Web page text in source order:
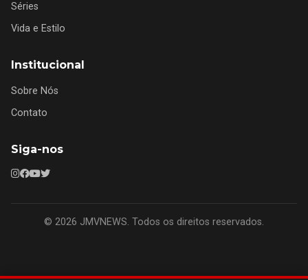
Séries
Vida e Estilo
Institucional
Sobre Nós
Contato
Siga-nos
© 2026 JMVNEWS. Todos os direitos reservados.